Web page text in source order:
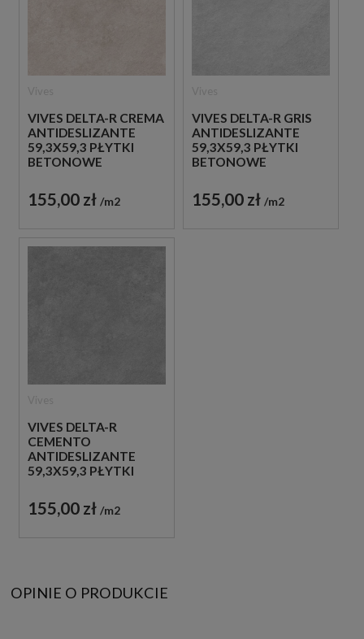
VIVES DELTA-R CREMA
ANTIDESLIZANTE
59,3X59,3 PŁYTKI
BETONOWE
155,00 zł m2
VIVES DELTA-R GRIS
ANTIDESLIZANTE
59,3X59,3 PŁYTKI
BETONOWE
155,00 zł m2
VIVES DELTA-R
CEMENTO
ANTIDESLIZANTE
59,3X59,3 PŁYTKI
GRESOWE
155,00 zł m2
OPINIE O PRODUKCIE